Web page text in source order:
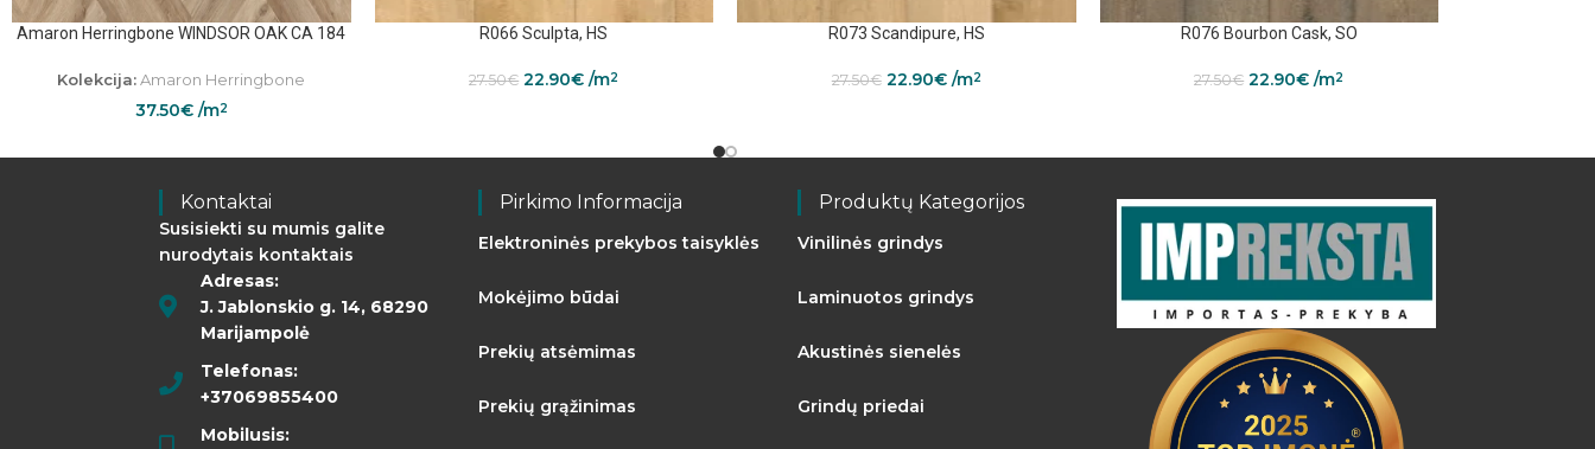
Amaron Herringbone WINDSOR OAK CA 184
Kolekcija:Amaron Herringbone
37.50€/m2
R066 Sculpta, HS
27.50€ 22.90€ /m2
R073 Scandipure, HS
27.50€ 22.90€/m2
R076 Bourbon Cask, SO
27.50€ 22.90€ /m2
Kontaktai
Susisiekti su mumis galite
nurodytais kontaktais
Adresas:
J. Jablonskio g. 14, 68290
Marijampolė
Telefonas:
+37069855400
Mobilusis:
Pirkimo Informacija
Elektroninės prekybos taisyklės
Mokėjimo būdai
Prekių atsėmimas
Prekių grąžinimas
Produktų Kategorijos
Vinilinės grindys
Laminuotos grindys
Akustinės sienelės
Grindų priedai